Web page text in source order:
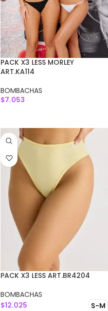
PACK X3 LESS MORLEY
ART.KA114
BOMBACHAS
$7.053
PACK X3 LESS ART.BR4204
BOMBACHAS
$12.025 S-M